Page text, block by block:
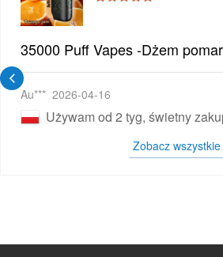
35000 Puff Vapes -Dżem
Au*** 2026-04-16
Używam od 2 tyg, świetny
Zobacz